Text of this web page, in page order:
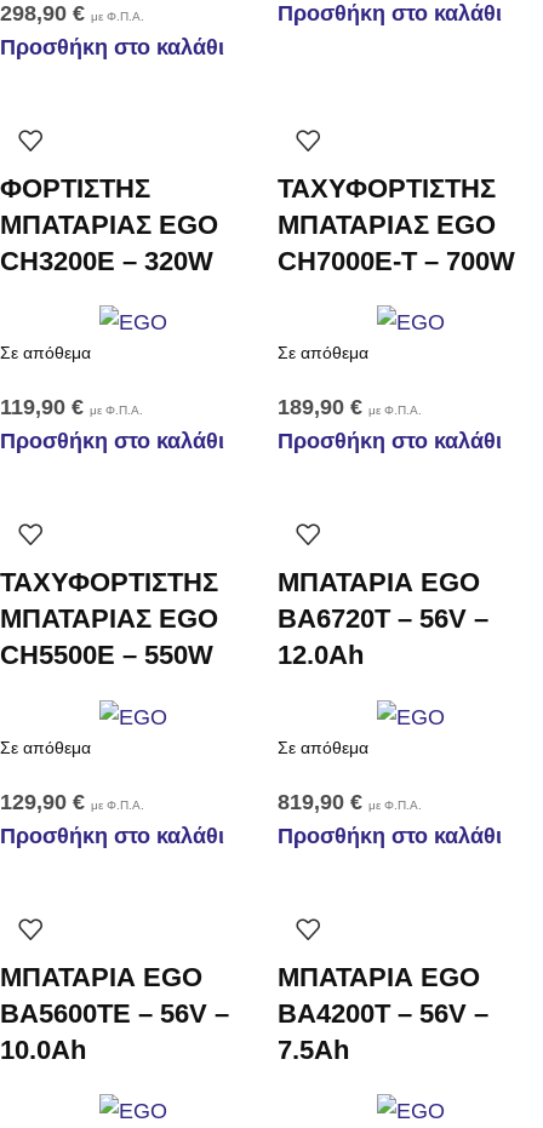
298,90 € με Φ.Π.Α.
Προσθήκη στο καλάθι
Προσθήκη στο καλάθι
ΦΟΡΤΙΣΤΗΣ
ΜΠΑΤΑΡΙΑΣ EGO
CH3200E – 320W
Σε απόθεμα
119,90 € με Φ.Π.Α.
Προσθήκη στο καλάθι
ΤΑΧΥΦΟΡΤΙΣΤΗΣ
ΜΠΑΤΑΡΙΑΣ EGO
CH7000E-T – 700W
Σε απόθεμα
189,90 € με Φ.Π.Α.
Προσθήκη στο καλάθι
ΤΑΧΥΦΟΡΤΙΣΤΗΣ
ΜΠΑΤΑΡΙΑΣ EGO
CH5500E – 550W
Σε απόθεμα
129,90 € με Φ.Π.Α.
Προσθήκη στο καλάθι
ΜΠΑΤΑΡΙΑ EGO
BA6720Τ – 56V –
12.0Ah
Σε απόθεμα
819,90 € με Φ.Π.Α.
Προσθήκη στο καλάθι
ΜΠΑΤΑΡΙΑ EGO
BA5600ΤE – 56V –
10.0Ah
ΜΠΑΤΑΡΙΑ EGO
BA4200T – 56V –
7.5Ah